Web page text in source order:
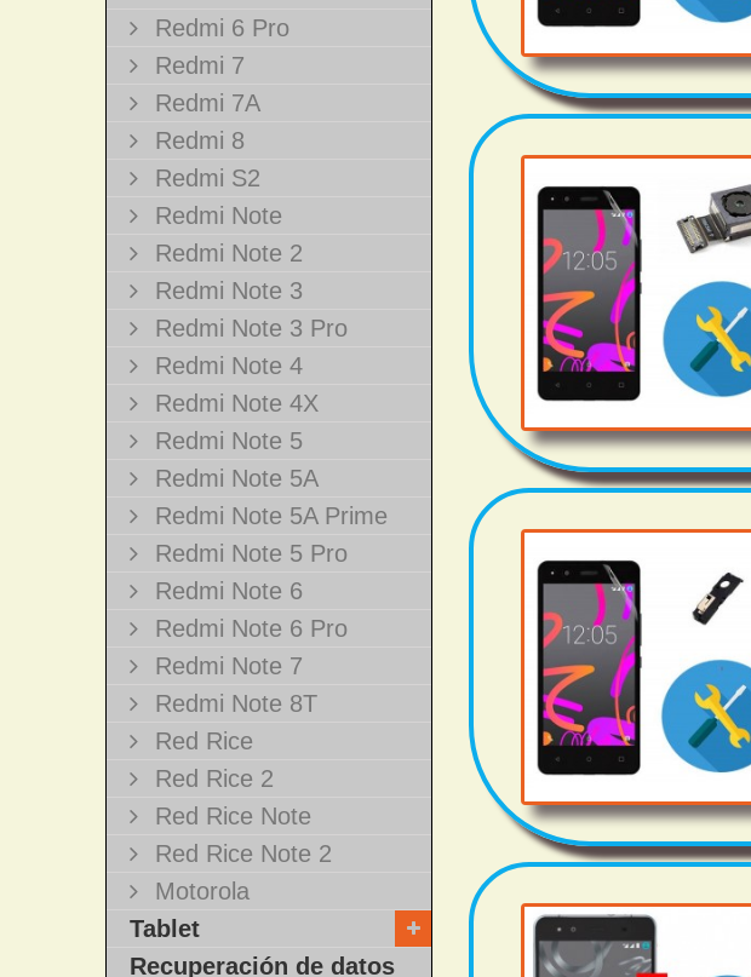
Redmi 6 Pro
Redmi 7
Redmi 7A
Redmi 8
Redmi S2
Redmi Note
Redmi Note 2
Redmi Note 3
Redmi Note 3 Pro
Redmi Note 4
Redmi Note 4X
Redmi Note 5
Redmi Note 5A
Redmi Note 5A Prime
Redmi Note 5 Pro
Redmi Note 6
Redmi Note 6 Pro
Redmi Note 7
Redmi Note 8T
Red Rice
Red Rice 2
Red Rice Note
Red Rice Note 2
Motorola
Tablet
Recuperación de datos